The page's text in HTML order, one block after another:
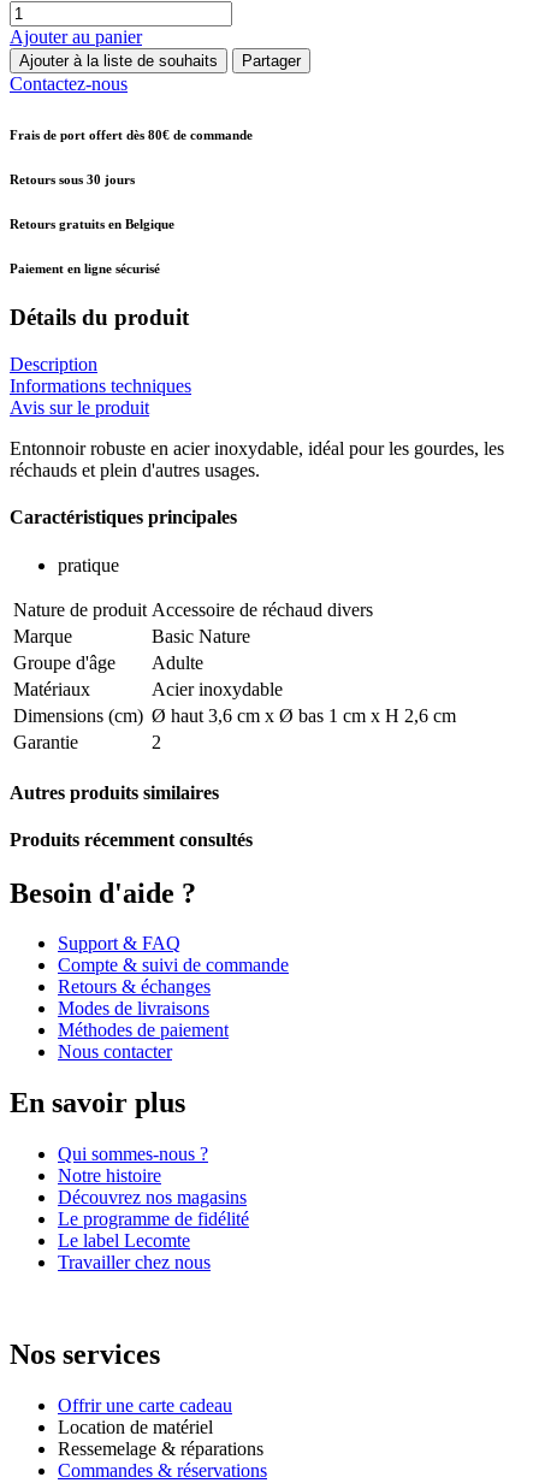
Ajouter au panier
Ajouter à la liste de souhaits Partager
Contactez-nous
Frais de port offert dès 80€ de commande
Retours sous 30 jours
Retours gratuits en Belgique
Paiement en ligne sécurisé
Détails du produit
Description
Informations techniques
Avis sur le produit
Entonnoir robuste en acier inoxydable, idéal pour les gourdes, les
réchauds et plein d'autres usages.
Caractéristiques principales
pratique
Nature de produit Accessoire de réchaud divers
Marque
Basic Nature
Groupe d'âge
Adulte
Matériaux
Acier inoxydable
Dimensions (cm) Ø haut 3,6 cm x Ø bas 1 cm x H 2,6 cm
Garantie
2
Autres produits similaires
Produits récemment consultés
Besoin d'aide ?
Support & FAQ
Compte & suivi de commande
Retours & échanges
Modes de livraisons
Méthodes de paiement
Nous contacter
En savoir plus
Qui sommes-nous ?
Notre histoire
Découvrez nos magasins
Le programme de fidélité
Le label Lecomte
Travailler chez nous
Nos services
Offrir une carte cadeau
Location de matériel
Ressemelage & réparations
Commandes & réservations